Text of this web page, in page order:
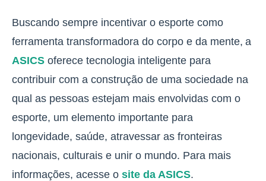
Buscando sempre incentivar o esporte como
ferramenta transformadora do corpo e da mente, a
ASICS oferece tecnologia inteligente para
contribuir com a construção de uma sociedade na
qual as pessoas estejam mais envolvidas com o
esporte, um elemento importante para
longevidade, saúde, atravessar as fronteiras
nacionais, culturais e unir o mundo. Para mais
informações, acesse o site da ASICS.